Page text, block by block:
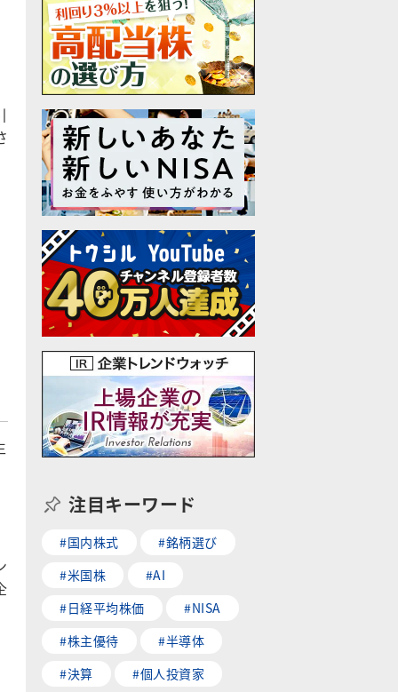
注目キーワード
#国内株式
#銘柄選び
#米国株
#AI
#日経平均株価
#NISA
#株主優待
#半導体
#決算
#個人投資家